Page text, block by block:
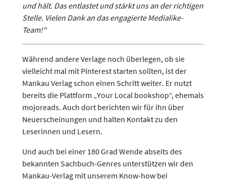
und hält. Das entlastet und stärkt uns an der richtigen
Stelle. Vielen Dank an das engagierte Medialike-
Team!“
Während andere Verlage noch überlegen, ob sie
vielleicht mal mit Pinterest starten sollten, ist der
Mankau Verlag schon einen Schritt weiter. Er nutzt
bereits die Plattform „Your Local bookshop“, ehemals
mojoreads. Auch dort berichten wir für ihn über
Neuerscheinungen und halten Kontakt zu den
Leserinnen und Lesern.
Und auch bei einer 180 Grad Wende abseits des
bekannten Sachbuch-Genres unterstützen wir den
Mankau-Verlag mit unserem Know-how bei